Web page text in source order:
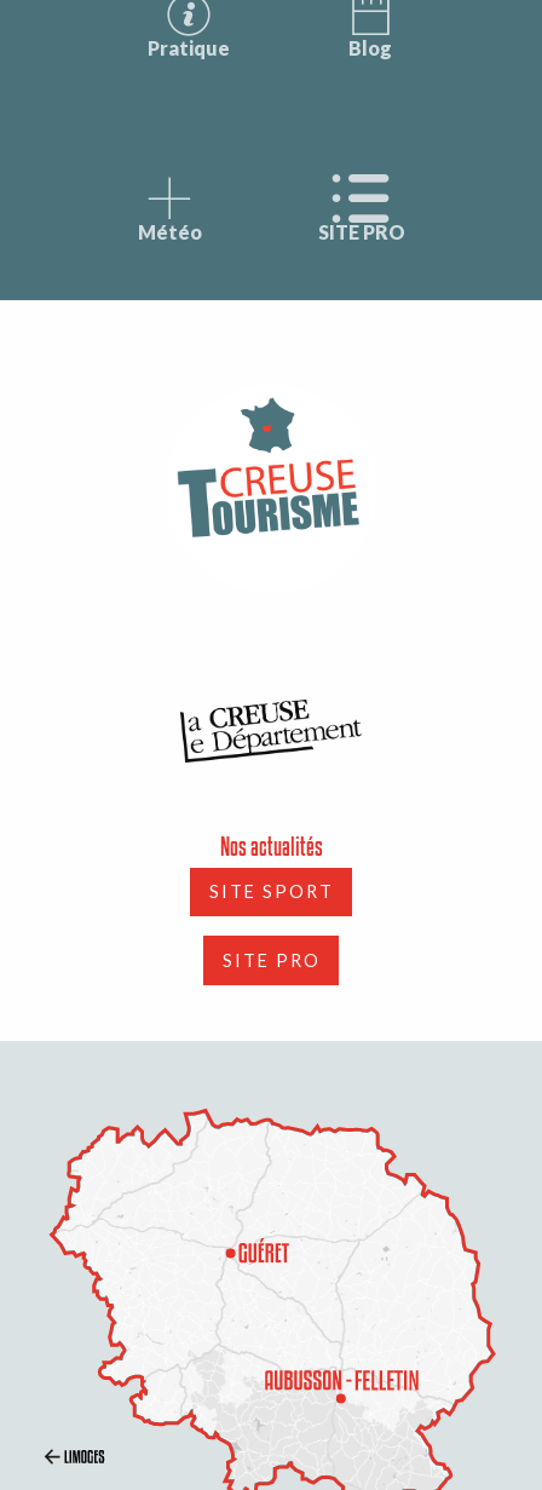
Description
Prestations
Pratique Blog
Météo SITE PRO
Nos actualités
SITE SPORT
SITE PRO